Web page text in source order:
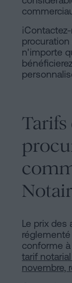
n'importe
Tarifs
Le prix des
conforme
tarif notarial
novembre,